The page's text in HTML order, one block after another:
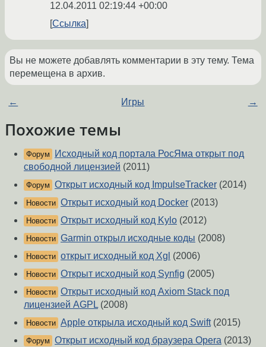
12.04.2011 02:19:44 +00:00
Ссылка
Вы не можете добавлять комментарии в эту тему. Тема
перемещена в архив.
← Игры →
Похожие темы
Форум
Исходный код портала РосЯма открыт под
свободной лицензией (2011)
Форум Открыт исходный код ImpulseTracker (2014)
Новости Открыт исходный код Docker (2013)
Новости Открыт исходный код Kylo (2012)
Новости Garmin открыл исходные коды (2008)
Новости открыт исходный код Xgl (2006)
Новости Открыт исходный код Synfig (2005)
Новости Открыт исходный код Axiom Stack под
лицензией AGPL (2008)
Новости Apple открыла исходный код Swift(2015)
Форум Открыт исходный код браузера Opera (2013)